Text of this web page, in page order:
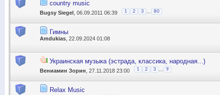
country music
Bugsy Siegel , 06.09.2011 06:39 1 2 3 80
Гимны
Amdukias, 22.09.2024 01:08
Украинская музыка (эстрада, классика, народная...)
Вениамин Зорин , 27.11.2018 23:00 1 2 3 9
Relax Music